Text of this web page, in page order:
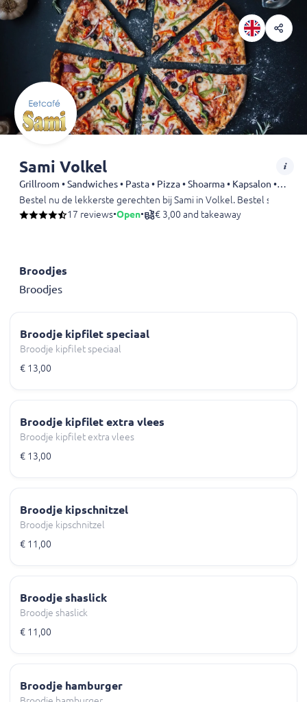
Sami Volkel
Grillroom • Sandwiches • Pasta • Pizza • Shoarma • Kapsalon • Chicken • Döner • Dürüm • Kebab • Snack • Schotels • Greek • Gyros
Bestel nu de lekkerste gerechten bij Sami in Volkel. Bestel snel en
17 reviews•Open• € 3,00 and takeaway
Broodjes
Broodjes
Broodje kipfilet speciaal
Broodje kipfilet speciaal
€ 13,00
Broodje kipfilet extra vlees
Broodje kipfilet extra vlees
€ 13,00
Broodje kipschnitzel
Broodje kipschnitzel
€ 11,00
Broodje shaslick
Broodje shaslick
€ 11,00
Broodje hamburger